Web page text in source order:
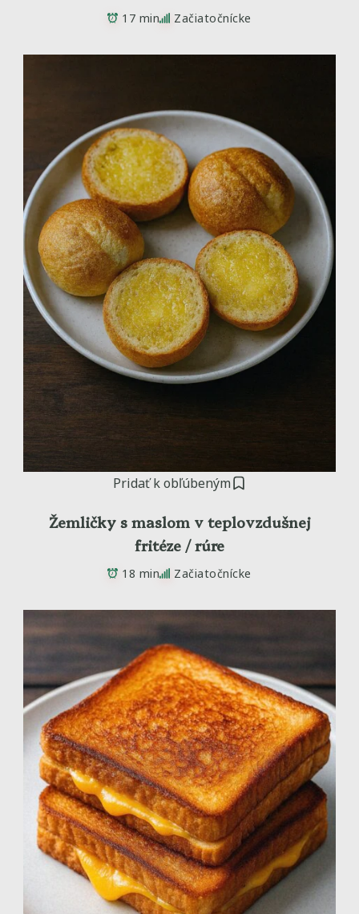
17 min Začiatočnícke
Pridať k obľúbeným
Žemličky s maslom v teplovzdušnej
fritéze / rúre
18 min Začiatočnícke